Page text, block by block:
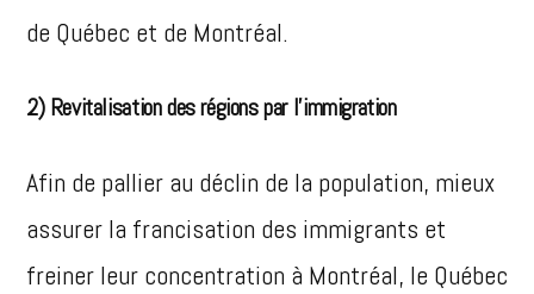
de Québec et de Montréal.
2) Revitalisation des régions par l’immigration
Afin de pallier au déclin de la population, mieux
assurer la francisation des immigrants et
freiner leur concentration à Montréal, le Québec